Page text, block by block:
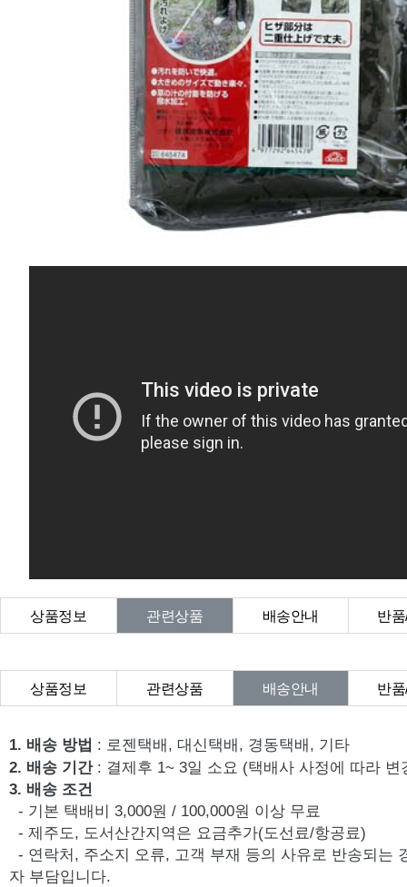
상품정보 관련상품 배송안내 반
상품정보 관련상품 배송안내 반
1. 배송 방법 : 로젠택배, 대신택배, 경동택배, 기타
2. 배송 기간 : 결제후 1~ 3일 소요 (택배사 사정에 따라 변
3. 배송 조건
- 기본 택배비 3,000원 / 100,000원 이상 무료
- 제주도, 도서산간지역은 요금추가(도선료/항공료)
- 연락처, 주소지 오류, 고객 부재 등의 사유로 반송되는
자 부담입니다.